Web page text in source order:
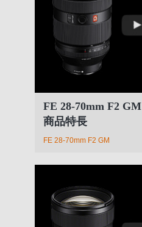
FE 28-70mm F2 GM
商品特長
FE 28-70mm F2 GM